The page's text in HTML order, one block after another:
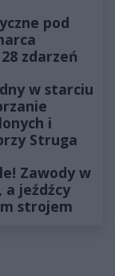
pod
zdarzeń
w starciu
i
Struga
Zawody w
a jeźdźcy
strojem